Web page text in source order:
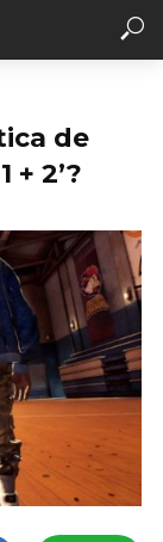
de
+ 2’?